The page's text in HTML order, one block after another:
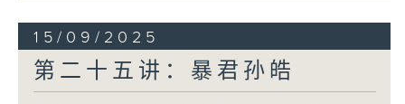
15/09/2025
第二十五讲：暴君孙皓